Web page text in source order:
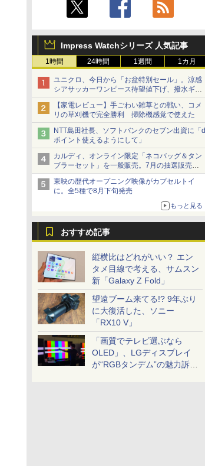
Impress Watchシリーズ 人気記事
1時間 24時間 1週間 1カ月
ユニクロ、今日から「お盆特別セール」。涼感
シアサッカーワンピース待望値下げ、撥水ギア
ショーツは1990円に
【家電レビュー】手ごわい雑草との戦い、コメ
リの草刈機で完全勝利 掃除機感覚で使えた
NTT島田社長、ソフトバンクのセブン出資に「d
ポイント使えるようにして」
カルディ、オンライン限定「ネコバッグ＆タン
ブラーセット」を一般販売。7月の抽選販売の
当選無効分
東映の歴代オープニング映像がカプセルトイ
に。全5種で8月下旬発売
もっと見る
おすすめ記事
縦横比はどれがいい？ エン
タメ目線で考える、サムスン
新「Galaxy Z Fold」
望遠ブーム来てる!? 9年ぶり
に大復活した、ソニー
「RX10 V」
「画質でテレビ選ぶなら
OLED」、LGディスプレイ
が“RGBタンデム”の魅力訴